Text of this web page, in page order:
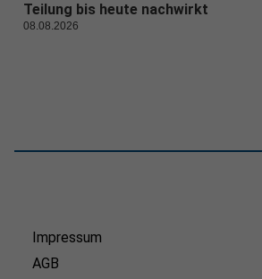
Teilung bis heute nachwirkt
08.08.2026
Impressum
AGB